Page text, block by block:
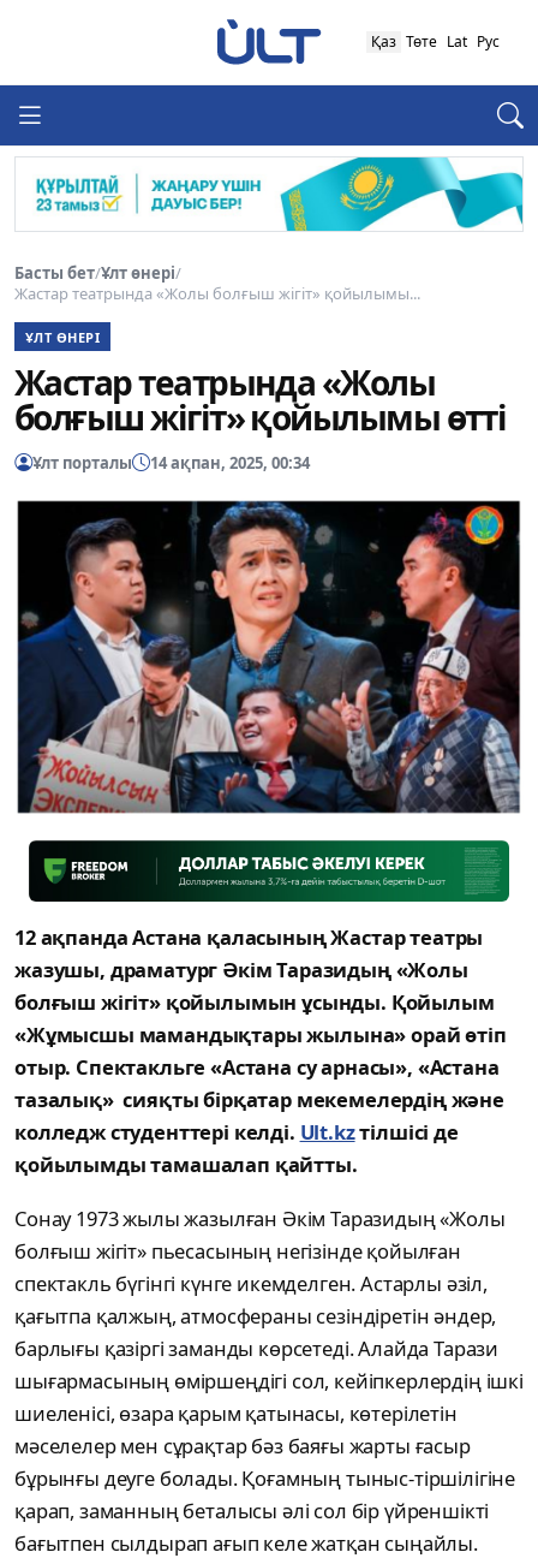
Қаз Төте Lat Рус
Басты бет/Ұлт өнері/
Жастар театрында «Жолы болғыш жігіт» қойылымы...
ҰЛТ ӨНЕРІ
Жастар театрында «Жолы
болғыш жігіт» қойылымы өтті
Ұлт порталы 14 ақпан, 2025, 00:34
12 ақпанда Астана қаласының Жастар театры
жазушы, драматург Әкім Таразидың «Жолы
болғыш жігіт» қойылымын ұсынды. Қойылым
«Жұмысшы мамандықтары жылына» орай өтіп
отыр. Спектакльге «Астана су арнасы», «Астана
тазалық» сияқты бірқатар мекемелердің және
колледж студенттері келді. Ult.kzтілшісі де
қойылымды тамашалап қайтты.
Сонау 1973 жылы жазылған Әкім Таразидың «Жолы
болғыш жігіт» пьесасының негізінде қойылған
спектакль бүгінгі күнге икемделген. Астарлы әзіл,
қағытпа қалжың, атмосфераны сезіндіретін әндер,
барлығы қазіргі заманды көрсетеді. Алайда Тарази
шығармасының өміршеңдігі сол, кейіпкерлердің ішкі
шиеленісі, өзара қарым қатынасы, көтерілетін
мәселелер мен сұрақтар бәз баяғы жарты ғасыр
бұрынғы деуге болады. Қоғамның тыныс-тіршілігіне
қарап, заманның беталысы әлі сол бір үйреншікті
бағытпен сылдырап ағып келе жатқан сыңайлы.